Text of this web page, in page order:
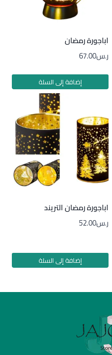
اباجورة رمضان
ر.س67.00
إضافة إلى السلة
اباجورة رمضان التريند
ر.س52.00
إضافة إلى السلة